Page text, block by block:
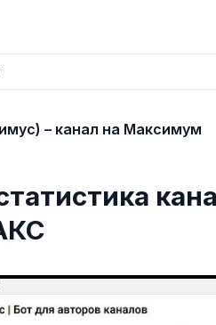
– канал на Максимум